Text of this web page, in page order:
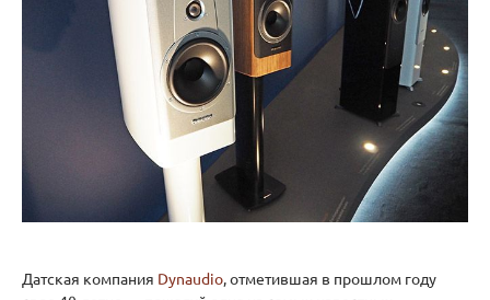
Датская компания Dynaudio, отметившая в прошлом году